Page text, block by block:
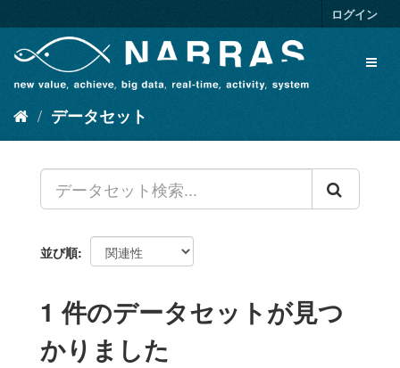
キ
ログイン
データセット
並び順
1 件のデータセットが見つ
かりました